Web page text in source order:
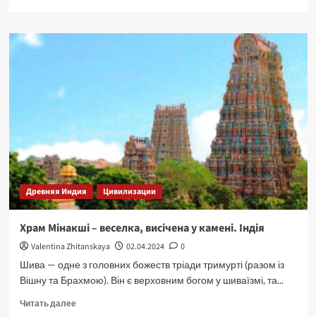
Співочі
Древняя Индия Цивилизации
Храм Мінакші – веселка, висічена у камені. Індія
Valentina Zhitanskaya 02.04.2024
0
Шива — одне з головних божеств тріади тримурті (разом із
Вішну та Брахмою). Він є верховним богом у шиваїзмі, та...
Читать далееПрочитать